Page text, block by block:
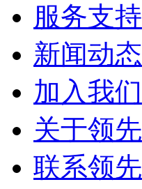
服务支持
新闻动态
加入我们
关于领先
联系领先